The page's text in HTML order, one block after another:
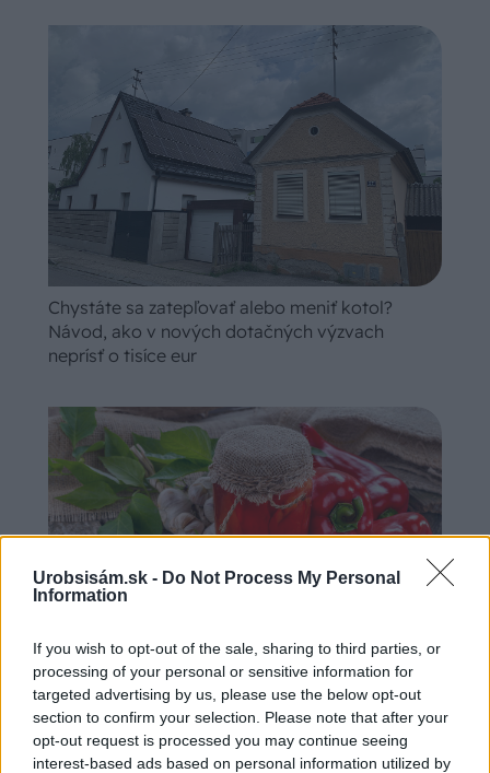
Urobsisám.sk - Do Not Process My Personal
Information
If you wish to opt-out of the sale, sharing to third parties, or
processing of your personal or sensitive information for
targeted advertising by us, please use the below opt-out
section to confirm your selection. Please note that after your
opt-out request is processed you may continue seeing
interest-based ads based on personal information utilized by
Chystáte sa zatepľovať alebo meniť kotol?
Návod, ako v nových dotačných výzvach
neprísť o tisíce eur
Chystáte sa zavárať kápiu? Táto chyba ju
premení na nevábne mäkkú hmotu